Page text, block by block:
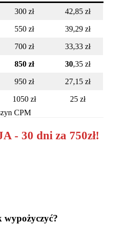
300 zł 42,85 zł
550 zł 39,29 zł
700 zł 33,33 zł
850 zł 30,35 zł
950 zł 27,15 zł
1050 zł
25 zł
CPM
- 30 dni za 750zł!
wypożyczyć?